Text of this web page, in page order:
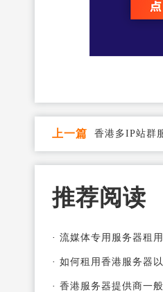
上一篇 香港多IP站群
推荐阅读
· 流媒体专用服务器租
· 如何租用香港服务器
· 香港服务器提供商一